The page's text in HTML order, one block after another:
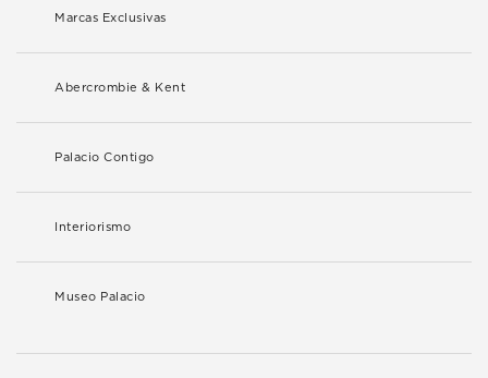
Marcas Exclusivas
Abercrombie & Kent
Palacio Contigo
Interiorismo
Museo Palacio